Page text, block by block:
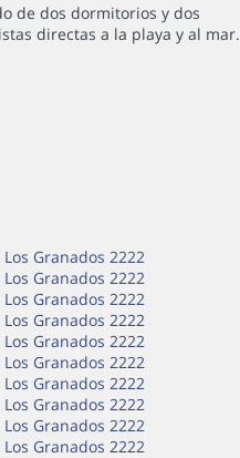
de dos dormitorios y dos
directas a la playa y al mar.